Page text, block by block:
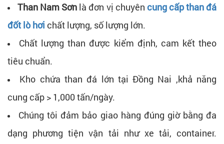
Than Nam Sơn là đơn vị chuyên cung cấp than đá
đốt lò hơi chất lượng, số lượng lớn.
Chất lượng than được kiểm định, cam kết theo
tiêu chuẩn.
Kho chứa than đá lớn tại Đồng Nai ,khả năng
cung cấp > 1,000 tấn/ngày.
Chúng tôi đảm bảo giao hàng đúng giờ bằng đa
dạng phương tiện vận tải như xe tải, container.